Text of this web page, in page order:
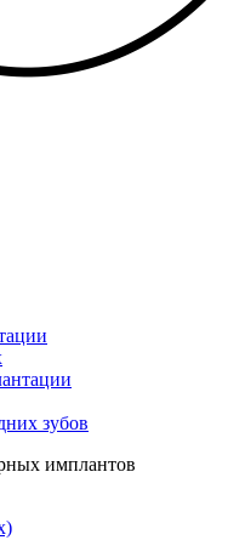
зубов
имплантов